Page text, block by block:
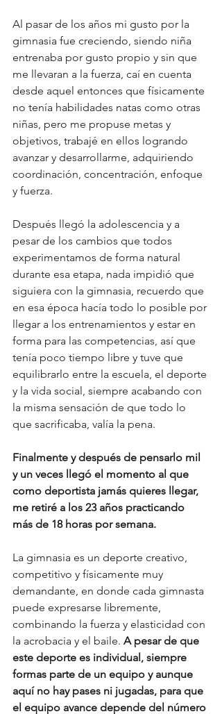
Al pasar de los años mi gusto por la
gimnasia fue creciendo, siendo niña
entrenaba por gusto propio y sin que
me llevaran a la fuerza, caí en cuenta
desde aquel entonces que físicamente
no tenía habilidades natas como otras
niñas, pero me propuse metas y
objetivos, trabajé en ellos logrando
avanzar y desarrollarme, adquiriendo
coordinación, concentración, enfoque
y fuerza.
Después llegó la adolescencia y a
pesar de los cambios que todos
experimentamos de forma natural
durante esa etapa, nada impidió que
siguiera con la gimnasia, recuerdo que
en esa época hacía todo lo posible por
llegar a los entrenamientos y estar en
forma para las competencias, así que
tenía poco tiempo libre y tuve que
equilibrarlo entre la escuela, el deporte
y la vida social, siempre acabando con
la misma sensación de que todo lo
que sacrificaba, valía la pena.
Finalmente y después de pensarlo mil
y un veces llegó el momento al que
como deportista jamás quieres llegar,
me retiré a los 23 años practicando
más de 18 horas por semana.
La gimnasia es un deporte creativo,
competitivo y físicamente muy
demandante, en donde cada gimnasta
puede expresarse libremente,
combinando la fuerza y elasticidad con
la acrobacia y el baile. A pesar de que
este deporte es individual, siempre
formas parte de un equipo y aunque
aquí no hay pases ni jugadas, para que
el equipo avance depende del número